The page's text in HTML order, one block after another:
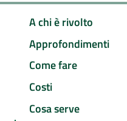
A chi è rivolto
Approfondimenti
Come fare
Costi
Cosa serve